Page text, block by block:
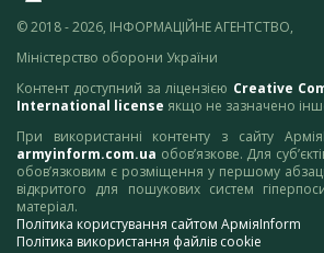
© 2018 - 2026, ІНФОРМАЦІЙНЕ АГЕНТСТВО,
Міністерство оборони України
Контент доступний за ліцензією Creative
International license якщо не зазначено
При використанні контенту з сайту
armyinform.com.ua обов’язкове. Для
обов’язковим є розміщення у першому
відкритого для пошукових систем
матеріал.
Політика користування сайтом АрміяInform
Політика використання файлів cookie